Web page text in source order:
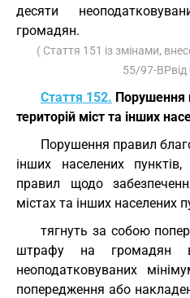
десяти
громадян.
( Стаття 151 із змінами,
55/97-ВРвід
Стаття 152. Порушення
територій міст та інших
Порушення правил
інших населених
правил щодо
містах та інших населених
тягнуть за собою
штрафу на громадян
неоподатковуваних
попередження або